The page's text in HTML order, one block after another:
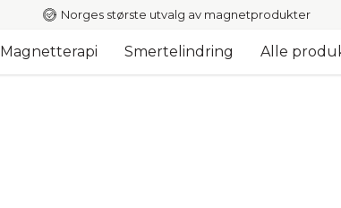
Norges største utvalg av magnetprodukter
Magnetterapi Smertelindring Alle